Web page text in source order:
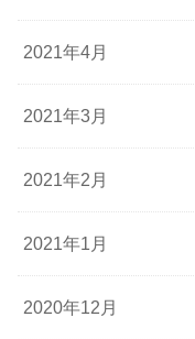
2021年4月
2021年3月
2021年2月
2021年1月
2020年12月